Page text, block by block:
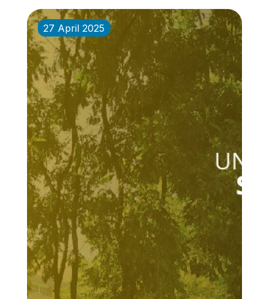
27 April 2025